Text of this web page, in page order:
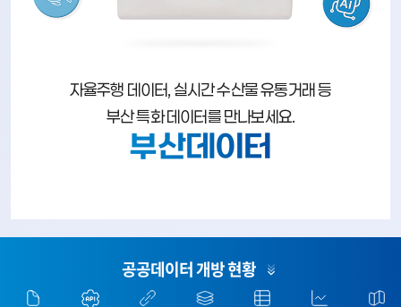
자율주행 데이터, 실시간 수산물 유통거래 등
부산 특화 데이터를 만나보세요.
부산데이터
공공데이터 개방 현황